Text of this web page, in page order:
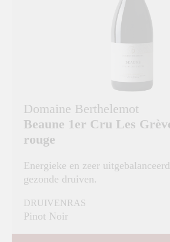
Domaine Berthelemot
Beaune 1er Cru Les
rouge
Energieke en zeer
gezonde druiven.
DRUIVENRAS
Pinot Noir